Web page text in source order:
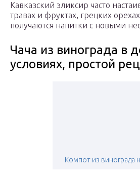
Кавказский эликсир часто
травах и фруктах, грецких
получаются напитки с новыми
Чача из винограда в
условиях, простой
Компот из винограда